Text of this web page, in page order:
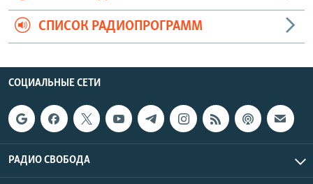
СПИСОК РАДИОПРОГРАММ
СОЦИАЛЬНЫЕ СЕТИ
РАДИО СВОБОДА